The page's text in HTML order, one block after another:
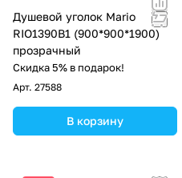
Душевой уголок Mario
RIO1390B1 (900*900*1900)
прозрачный
Скидка 5% в подарок!
Арт. 27588
В корзину